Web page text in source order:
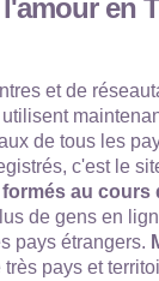
en
et de
de tous les
c'est le
au
de gens en
pays étrangers.
pays et